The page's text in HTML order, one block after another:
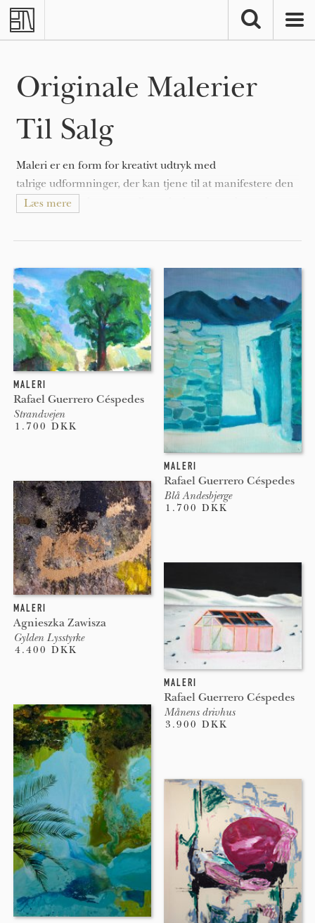
Skip to main content
Originale Malerier
Til Salg
Maleri er en form for kreativt udtryk med
talrige udformninger, der kan tjene til at manifestere den
ekspressive og konceptuelle tanke hos den udøvende.
Malerier kan være naturalistiske og repræsentative (som i
fortællende (som i symbolisme), følelsesladede (som i
ekspressionisme), eller politiske (som i artivisme).
Læs mere
MALERI
Rafael Guerrero Céspedes
Strandvejen
1.700 DKK
MALERI
Agnieszka Zawisza
Gylden Lysstyrke
4.400 DKK
MALERI
Rafael Guerrero Céspedes
Blå Andesbjerge
1.700 DKK
MALERI
Rafael Guerrero Céspedes
Månens drivhus
3.900 DKK